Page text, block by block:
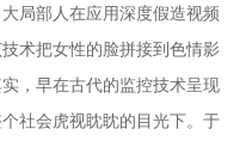
局部人在应用深度假造视频
术把女性的脸拼接到色情影
，早在古代的监控技术呈现
社会虎视眈眈的目光下。于